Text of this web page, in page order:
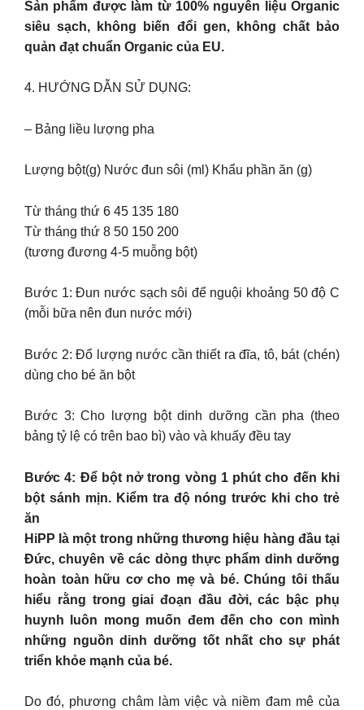
Sản phẩm được làm từ 100% nguyên liệu Organic
siêu sạch, không biến đổi gen, không chất bảo
quản đạt chuẩn Organic của EU.
4. HƯỚNG DẪN SỬ DỤNG:
– Bảng liều lượng pha
Lượng bột(g) Nước đun sôi (ml) Khẩu phần ăn (g)
Từ tháng thứ 6 45 135 180
Từ tháng thứ 8 50 150 200
(tương đương 4-5 muỗng bột)
Bước 1: Đun nước sạch sôi để nguội khoảng 50 độ C
(mỗi bữa nên đun nước mới)
Bước 2: Đổ lượng nước cần thiết ra đĩa, tô, bát (chén)
dùng cho bé ăn bột
Bước 3: Cho lượng bột dinh dưỡng cần pha (theo
bảng tỷ lệ có trên bao bì) vào và khuấy đều tay
Bước 4: Để bột nở trong vòng 1 phút cho đến khi
bột sánh mịn. Kiểm tra độ nóng trước khi cho trẻ
ăn
HiPP là một trong những thương hiệu hàng đầu tại
Đức, chuyên về các dòng thực phẩm dinh dưỡng
hoàn toàn hữu cơ cho mẹ và bé. Chúng tôi thấu
hiểu rằng trong giai đoạn đầu đời, các bậc phụ
huynh luôn mong muốn đem đến cho con mình
những nguồn dinh dưỡng tốt nhất cho sự phát
triển khỏe mạnh của bé.
Do đó, phương châm làm việc và niềm đam mê của